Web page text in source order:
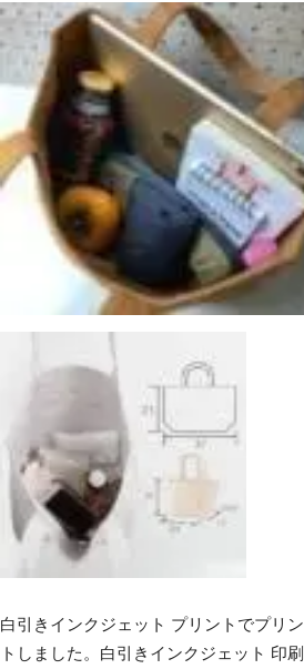
白引きインクジェット プリントでプリン
トしました。白引きインクジェット 印刷